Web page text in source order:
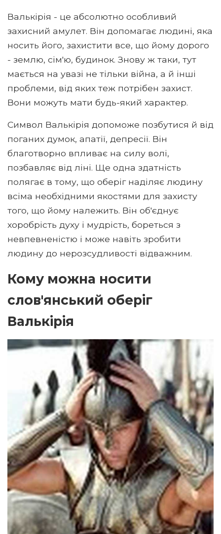
Валькірія - це абсолютно особливий
захисний амулет. Він допомагає людині, яка
носить його, захистити все, що йому дорого
- землю, сім'ю, будинок. Знову ж таки, тут
мається на увазі не тільки війна, а й інші
проблеми, від яких теж потрібен захист.
Вони можуть мати будь-який характер.
Символ Валькірія допоможе позбутися й від
поганих думок, апатії, депресії. Він
благотворно впливає на силу волі,
позбавляє від ліні. Ще одна здатність
полягає в тому, що оберіг наділяє людину
всіма необхідними якостями для захисту
того, що йому належить. Він об'єднує
хоробрість духу і мудрість, бореться з
невпевненістю і може навіть зробити
людину до нерозсудливості відважним.
Кому можна носити
слов'янський оберіг
Валькірія